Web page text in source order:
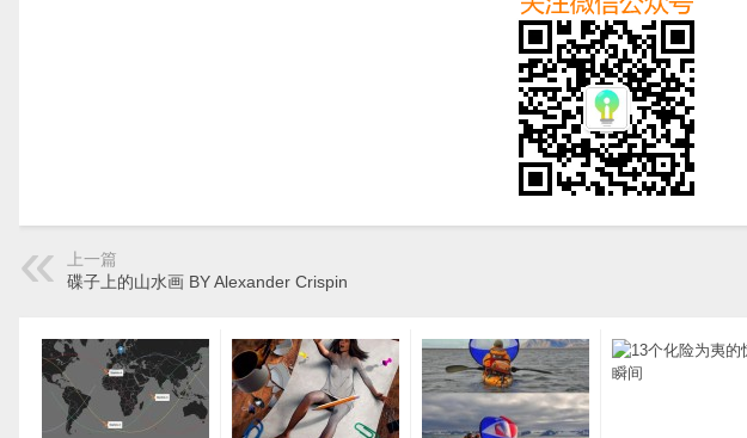
上一篇
碟子上的山水画 BY Alexander Crispin